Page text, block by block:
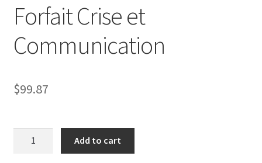
Forfait Crise et
Communication
$99.87
Add to cart